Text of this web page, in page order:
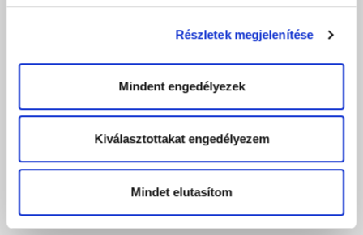
Részletek megjelenítése
Mindent engedélyezek
Kiválasztottakat engedélyezem
Mindet elutasítom